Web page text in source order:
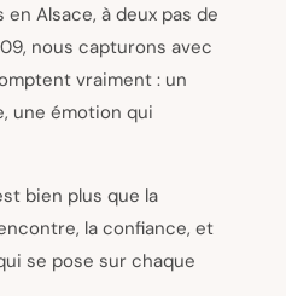
Alsace, à deux pas de
nous capturons avec
vraiment : un
une émotion qui
bien plus que la
la confiance, et
se pose sur chaque